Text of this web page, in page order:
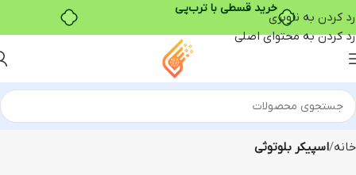
خرید قسطی با ترب‌پی
رد کردن به ناوبری
رد کردن به محتوای اصلی
خانه اسپیکر بلوتوثی